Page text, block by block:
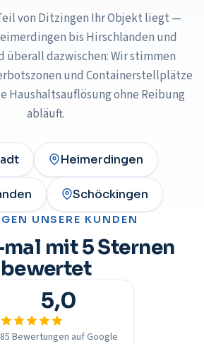
von Ditzingen Ihr Objekt liegt —
bis Hirschlanden und
überall dazwischen: Wir stimmen
und Containerstellplätze
Haushaltsauflösung ohne Reibung
abläuft.
Heimerdingen
Schöckingen
UNSERE KUNDEN
mit 5 Sternen
bewertet
5,0
85 Bewertungen auf Google